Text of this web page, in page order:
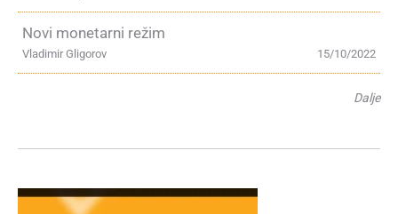
Novi monetarni režim
15/10/2022
Vladimir Gligorov
Dalje